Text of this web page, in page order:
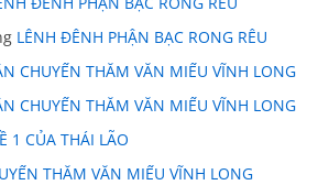
LÊNH ĐÊNH PHẬN BẠC RONG RÊU
CHUYẾN THĂM VĂN MIẾU VĨNH LONG
CHUYẾN THĂM VĂN MIẾU VĨNH LONG
1 CỦA THÁI LÃO
THĂM VĂN MIẾU VĨNH LONG